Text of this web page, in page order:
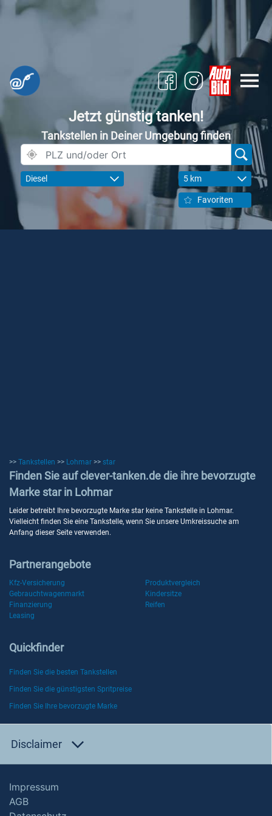
Jetzt günstig tanken!
Tankstellen in Deiner Umgebung finden
Diesel 5 km
Favoriten
>> Tankstellen >> Lohmar >> star
Finden Sie auf clever-tanken.de die ihre bevorzugte
Marke star in Lohmar
Leider betreibt Ihre bevorzugte Marke star keine Tankstelle in Lohmar.
Vielleicht finden Sie eine Tankstelle, wenn Sie unsere Umkreissuche am
Anfang dieser Seite verwenden.
Partnerangebote
Kfz-Versicherung
Produktvergleich
Gebrauchtwagenmarkt
Kindersitze
Finanzierung
Reifen
Leasing
Quickfinder
Finden Sie die besten Tankstellen
Finden Sie die günstigsten Spritpreise
Finden Sie Ihre bevorzugte Marke
Disclaimer
Impressum
AGB